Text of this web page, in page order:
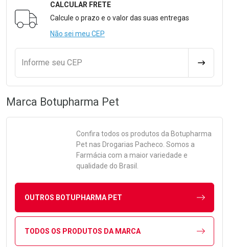
Formulário para Calcular o Frete
CALCULAR FRETE
Calcule o prazo e o valor das suas entregas
Não sei meu CEP
Informe seu CEP
Marca Botupharma Pet
Confira todos os produtos da Botupharma
Petnas Drogarias Pacheco. Somos a
Farmácia com a maior variedade e
qualidade do Brasil.
OUTROS BOTUPHARMA PET
TODOS OS PRODUTOS DA MARCA